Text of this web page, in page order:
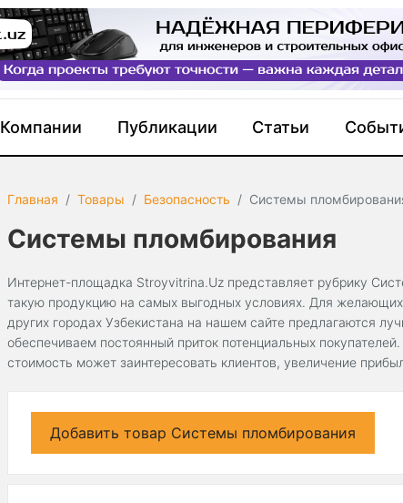
Компании Публикации Статьи
Главная Товары Безопасность Системы
Системы пломбирования
Интернет-площадка Stroyvitrina.Uz представляет рубрику
такую продукцию на самых выгодных условиях. Для
других городах Узбекистана на нашем сайте предлагаются
обеспечиваем постоянный приток потенциальных
стоимость может заинтересовать клиентов, увеличение
Добавить товар Системы пломбирования